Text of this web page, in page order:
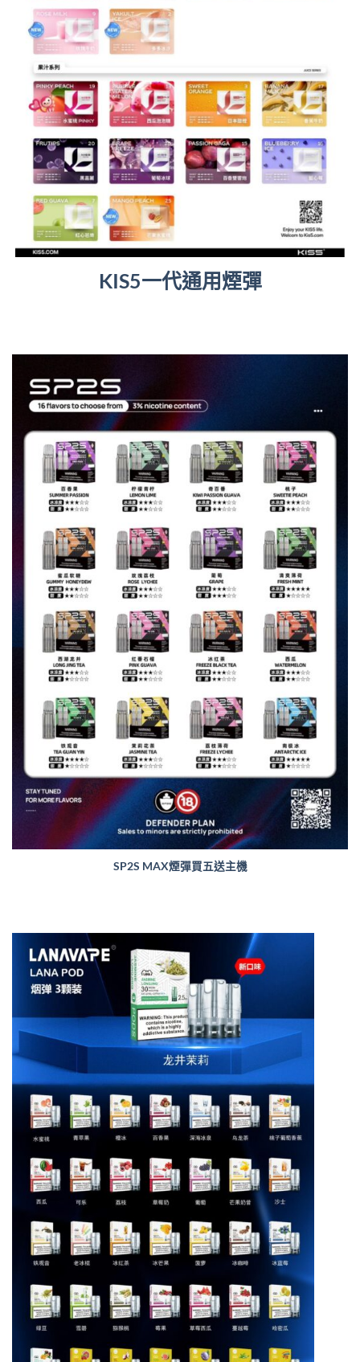
KIS5一代通用煙彈
SP2S MAX煙彈買五送主機